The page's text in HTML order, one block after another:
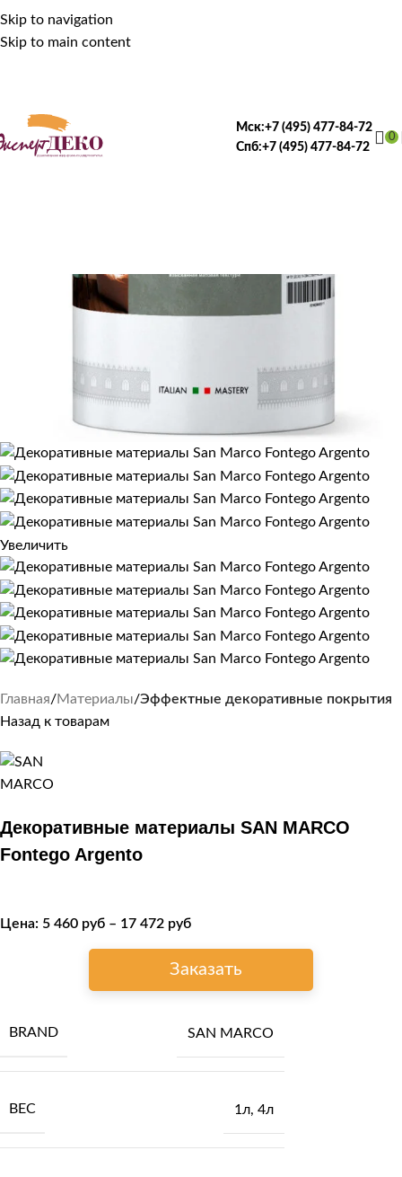
Skip to navigation
Skip to main content
Мск:+7 (495) 477-84-72
Спб:+7 (495) 477-84-72
0
Увеличить
Главная Материалы Эффектные декоративные покрытия
Назад к товарам
Декоративные материалы SAN MARCO
Fontego Argento
Цена: 5 460 руб – 17 472 руб
Заказать
BRAND SAN MARCO
ВЕС 1л, 4л